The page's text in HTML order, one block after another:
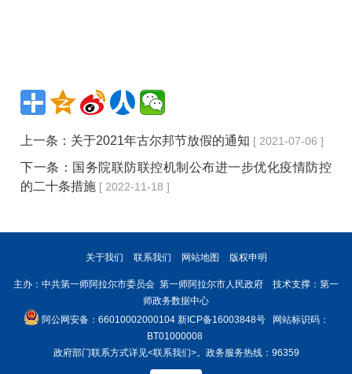
上一条： 关于2021年古尔邦节放假的通知 [ 2021-07-06 ]
下一条： 国务院联防联控机制公布进一步优化疫情防控
的二十条措施 [ 2022-11-18 ]
关于我们 联系我们 网站地图 版权申明
主办：中共第一师阿拉尔市委员会 第一师阿拉尔市人民政府 技术支撑：第一
师政务数据中心
阿公网安备：66010002000104 新ICP备16003848号网站标识码：
BT01000008
政府部门联系方式详见<联系我们>。政务服务热线：96359